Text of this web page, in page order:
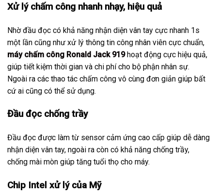
Xử lý chấm công nhanh nhạy, hiệu quả
Nhờ đầu đọc có khả năng nhận diện vân tay cực nhanh 1s
một lần cũng như xử lý thông tin công nhân viên cực chuẩn,
máy chấm công Ronald Jack 919hoạt động cực hiệu quả,
giúp tiết kiệm thời gian và chi phí cho bộ phận nhân sự.
Ngoài ra các thao tác chấm công vô cùng đơn giản giúp bất
cứ ai cũng có thể sử dụng.
Đầu đọc chống trầy
Đầu đọc được làm từ sensor cảm ứng cao cấp giúp dễ dàng
nhận diện vân tay, ngoài ra còn có khả năng chống trầy,
chống mài mòn giúp tăng tuổi thọ cho máy.
Chip Intel xử lý của Mỹ